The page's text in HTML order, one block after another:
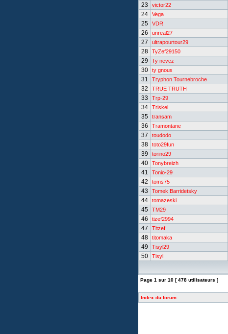
23
victor22
24
Vega
25
VDR
26
unreal27
27
ultrapourtour29
28
TyZef29150
29
Ty nevez
30
ty gnous
31
Tryphon Tournebroche
32
TRUE TRUTH
33
Trp-29
34
Triskel
35
transam
36
Tramontane
37
toudodo
38
toto29fun
39
torino29
40
Tonybreizh
41
Tonio-29
42
toms75
43
Tomek Barridetsky
44
tomazeski
45
TM29
46
tizef2994
47
Titzef
48
titomaka
49
Tisyl29
50
Tisyl
Page 1 sur 10 [ 478 utilisateurs ]
Index du forum